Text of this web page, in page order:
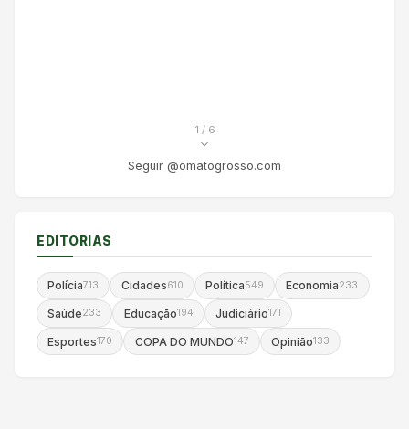
1 / 6
Seguir @omatogrosso.com
EDITORIAS
Polícia713 Cidades610 Política549 Economia233
Saúde233 Educação194 Judiciário171
Esportes170 COPA DO MUNDO147 Opinião133